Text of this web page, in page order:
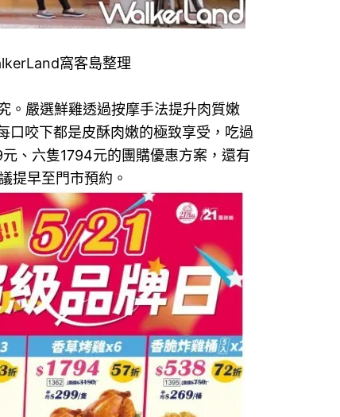
窩客島整理
。嚴選鮮雞透過按摩手法提升肉質嫩
口咬下都是皮酥肉嫩的極致享受，吃過
、六隻1794元的團購優惠方案，還有
提早至門市預約。